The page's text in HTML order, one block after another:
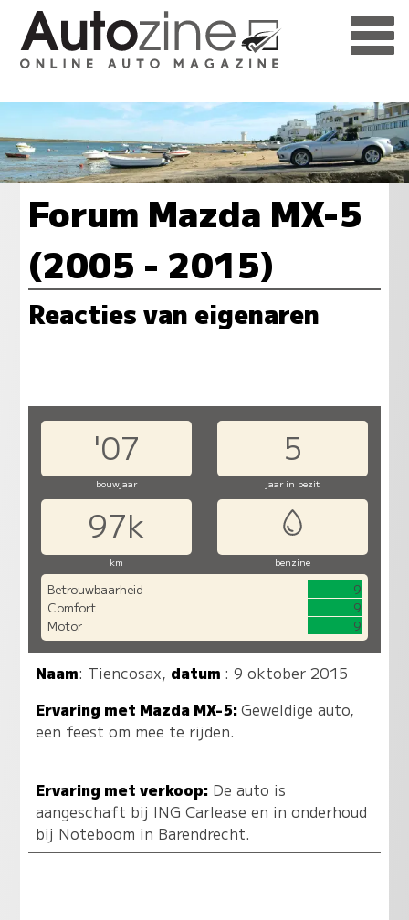
Forum Mazda MX-5
(2005 - 2015)
Reacties van eigenaren
'07 5
bouwjaar jaar in bezit
97k
km benzine
Betrouwbaarheid
9
Comfort
9
Motor
9
Naam: Tiencosax, datum : 9 oktober 2015
Ervaring met Mazda MX-5:Geweldige auto,
een feest om mee te rijden.
Ervaring met verkoop: De auto is
aangeschaft bij ING Carlease en in onderhoud
bij Noteboom in Barendrecht.